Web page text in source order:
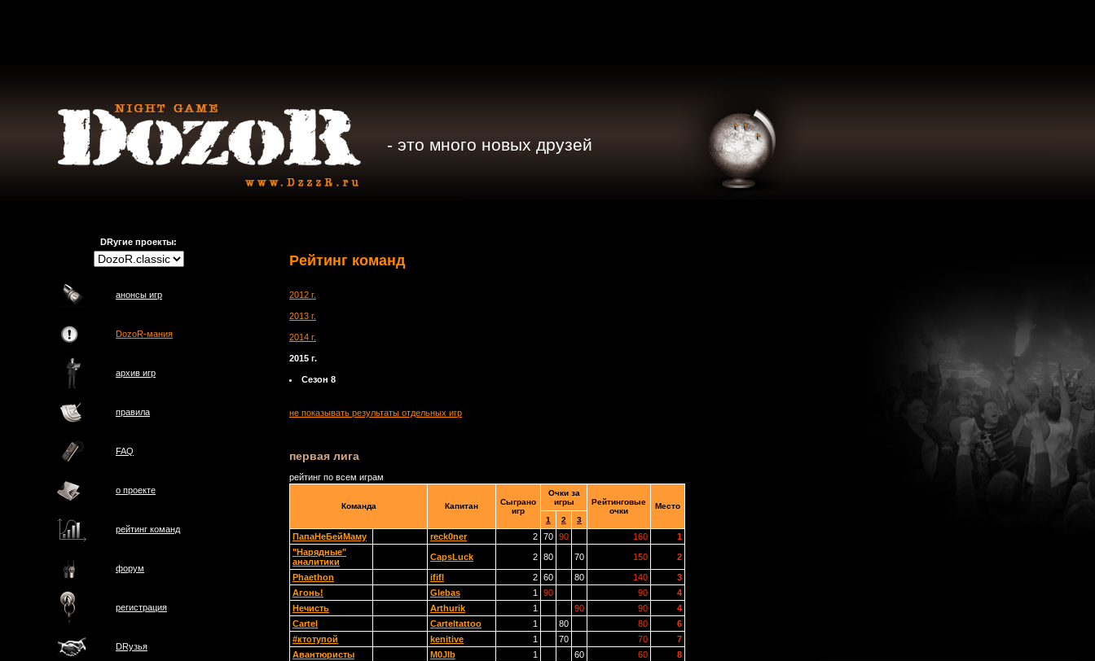
- это много новых друзей
DRугие проекты:
анонсы игр
DozoR-мания
архив игр
правила
FAQ
о проектe
рейтинг команд
форум
регистрация
DRузья
Рейтинг команд
2012 г.
2013 г.
2014 г.
2015 г.
Сезон 8
не показывать результаты отдельных игр
первая лига
рейтинг по всем играм
Команда Капитан
Сыграно
игр
Очки за
игры
Рейтинговые
очки
Место
1
2 3
ПапаНеБейМаму reck0ner 2 70 90 160
1
"Нарядные"
аналитики
CapsLuck 2 80 70 150 2
Phaethon ififl 2 60 80 140
3
Агонь!
Glebas 1 90 90
4
Нечисть
Arthurik 1 90 90
4
Cartel
Carteltattoo 1 80 80
6
#ктотупой
kenitive 1 70 70
7
Авантюристы
M0Jlb 1 60 60
8